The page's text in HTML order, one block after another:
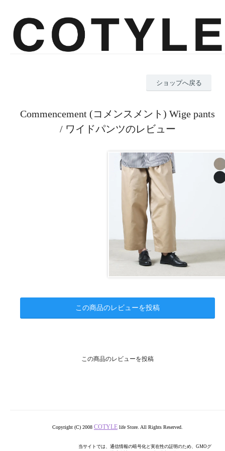
ショップへ戻る
Commencement (コメンスメント) Wige pants
/ ワイドパンツのレビュー
この商品のレビューを投稿
この商品のレビューを投稿
Copyright (C) 2008 COTYLE life Store. All Rights Reserved.
当サイトでは、通信情報の暗号化と実在性の証明のため、GMOグ